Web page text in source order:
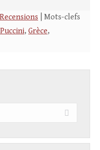
Recensions | Mots-clefs
, Grèce,